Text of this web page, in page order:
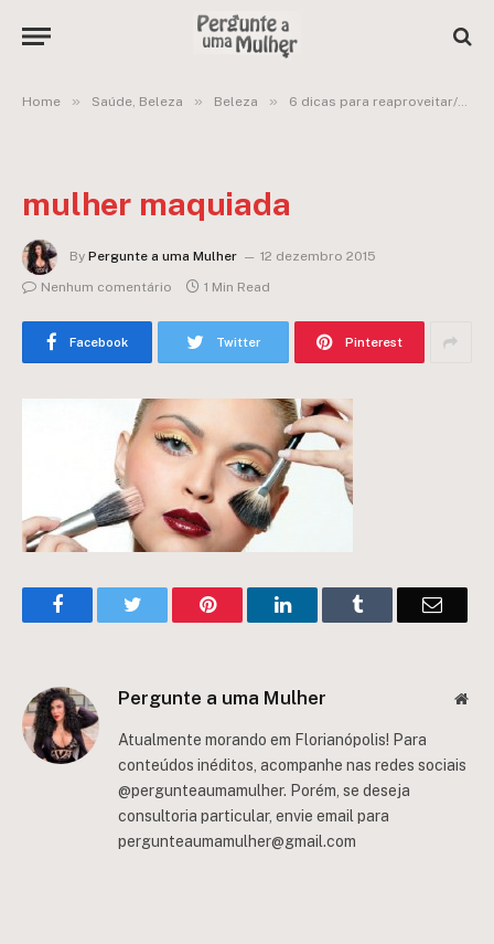
Home » Saúde, Beleza » Beleza » 6 dicas para reaproveitar/salvar suas maquiagens e produtos de beleza
mulher maquiada
By Pergunte a uma Mulher
12 dezembro 2015
Nenhum comentário
1 Min Read
Facebook Twitter Pinterest
FacebookTwitter Pinterest LinkedInTumblr Email
Pergunte a uma Mulher
Atualmente morando em Florianópolis! Para
conteúdos inéditos, acompanhe nas redes sociais
@pergunteaumamulher. Porém, se deseja
consultoria particular, envie email para
pergunteaumamulher@gmail.com